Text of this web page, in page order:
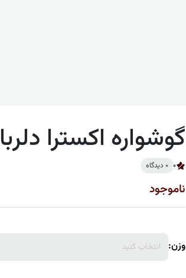
گوشواره اکسترا دلربا
0 0 دیدگاه
ناموجود
وزن: انتخاب کنید